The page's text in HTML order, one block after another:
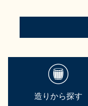
造りから探す